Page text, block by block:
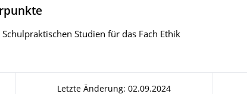
Studien für das Fach Ethik
Letzte Änderung: 02.09.2024